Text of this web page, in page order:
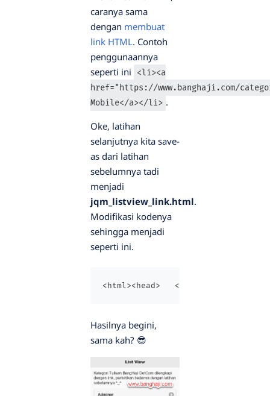
caranya sama
dengan membuat
link HTML. Contoh
penggunaannya
seperti ini
<li><a
href="https://www.banghaji.com/
Mobile</a></li> .
Oke, latihan
selanjutnya kita save-
as dari latihan
sebelumnya tadi
menjadi
jqm_listview_link.html.
Modifikasi kodenya
sehingga menjadi
seperti ini.
<html><head>   <title>Membuat
Hasilnya begini,
sama kah? 😎